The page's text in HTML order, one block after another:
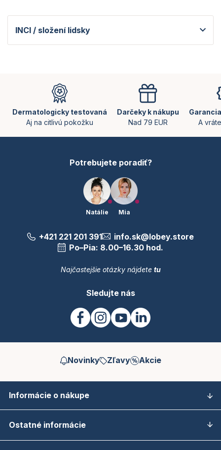
INCI / složení lidsky
Dermatologicky testovaná
Aj na citlivú pokožku
Darčeky k nákupu
Nad 79 EUR
A
Potrebujete poradiť?
Natálie Mia
+421 221 201 391
info.sk@lobey.store
Po–Pia: 8.00–16.30 hod.
Najčastejšie otázky nájdete tu
Sledujte nás
Novinky Zľavy Akcie
Informácie o nákupe
Ostatné informácie